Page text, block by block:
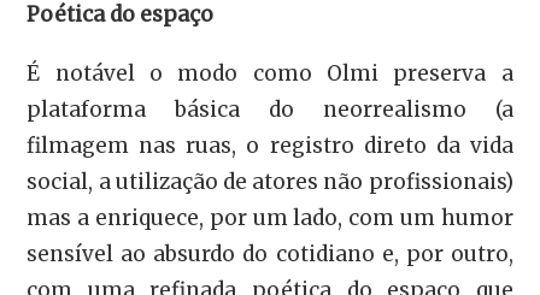
Poética do espaço
É notável o modo como Olmi preserva a
plataforma básica do neorrealismo (a
filmagem nas ruas, o registro direto da vida
social, a utilização de atores não profissionais)
mas a enriquece, por um lado, com um humor
sensível ao absurdo do cotidiano e, por outro,